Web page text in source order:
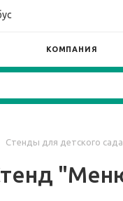
КОМПАНИЯ
Стенды для детского сада